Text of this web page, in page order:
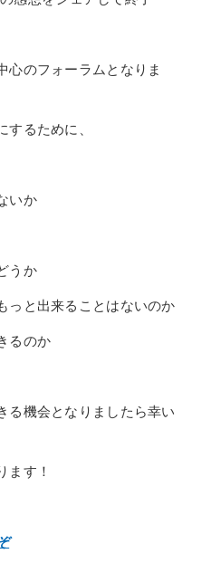
心のフォーラムとなりま
るために、
いか
うか
っと出来ることはないのか
るのか
る機会となりましたら幸い
ます！